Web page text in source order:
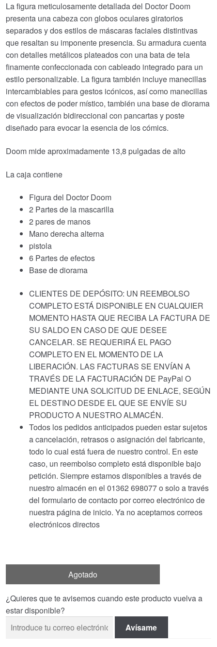
La figura meticulosamente detallada del Doctor Doom
presenta una cabeza con globos oculares giratorios
separados y dos estilos de máscaras faciales distintivas
que resaltan su imponente presencia. Su armadura cuenta
con detalles metálicos plateados con una bata de tela
finamente confeccionada con cableado integrado para un
estilo personalizable. La figura también incluye manecillas
intercambiables para gestos icónicos, así como manecillas
con efectos de poder místico, también una base de diorama
de visualización bidireccional con pancartas y poste
diseñado para evocar la esencia de los cómics.
Doom mide aproximadamente 13,8 pulgadas de alto
La caja contiene
Figura del Doctor Doom
2 Partes de la mascarilla
2 pares de manos
Mano derecha alterna
pistola
6 Partes de efectos
Base de diorama
CLIENTES DE DEPÓSITO: UN REEMBOLSO
COMPLETO ESTÁ DISPONIBLE EN CUALQUIER
MOMENTO HASTA QUE RECIBA LA FACTURA DE
SU SALDO EN CASO DE QUE DESEE
CANCELAR. SE REQUERIRÁ EL PAGO
COMPLETO EN EL MOMENTO DE LA
LIBERACIÓN. LAS FACTURAS SE ENVÍAN A
TRAVÉS DE LA FACTURACIÓN DE PayPal O
MEDIANTE UNA SOLICITUD DE ENLACE, SEGÚN
EL DESTINO DESDE EL QUE SE ENVÍE SU
PRODUCTO A NUESTRO ALMACÉN.
Todos los pedidos anticipados pueden estar sujetos
a cancelación, retrasos o asignación del fabricante,
todo lo cual está fuera de nuestro control. En este
caso, un reembolso completo está disponible bajo
petición. Siempre estamos disponibles a través de
nuestro almacén en el 01362 698077 o solo a través
del formulario de contacto por correo electrónico de
nuestra página de inicio. Ya no aceptamos correos
electrónicos directos
Agotado
¿Quieres que te avisemos cuando este producto vuelva a
estar disponible?
Avísame